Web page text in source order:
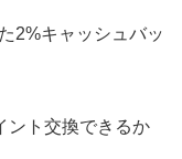
2%キャッシュバッ
ント交換できるか